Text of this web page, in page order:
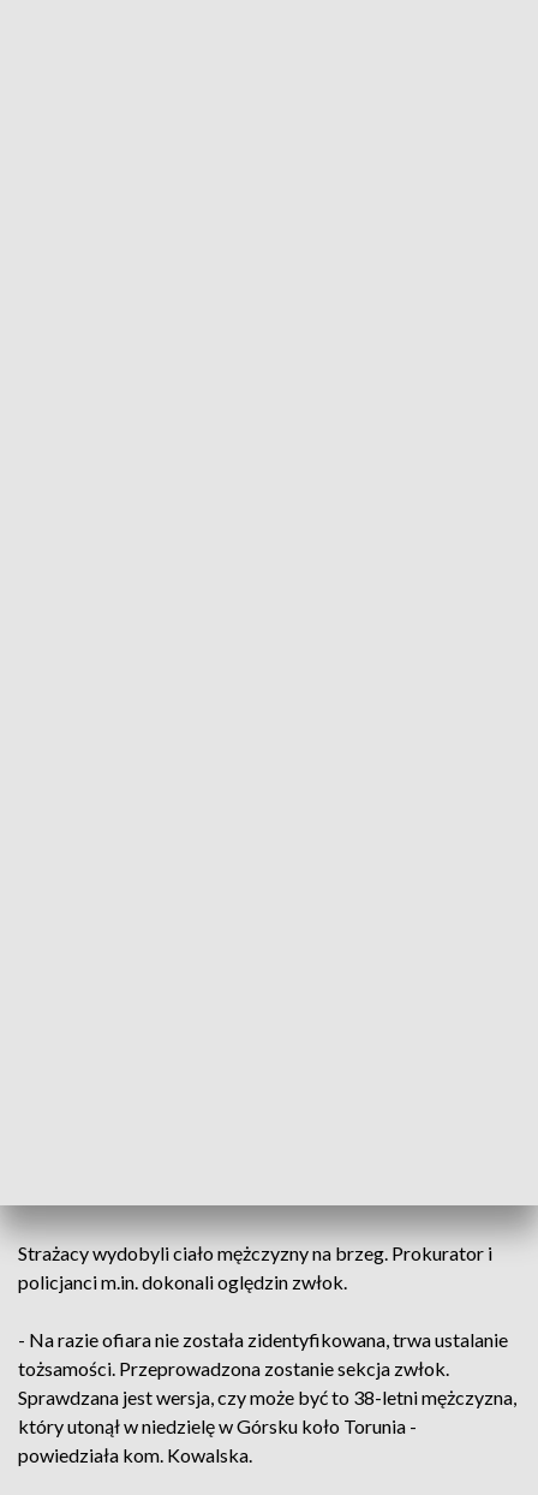
Strażacy wydobyli ciało mężczyzny na brzeg. Prokurator i
policjanci m.in. dokonali oględzin zwłok.
- Na razie ofiara nie została zidentyfikowana, trwa ustalanie
tożsamości. Przeprowadzona zostanie sekcja zwłok.
Sprawdzana jest wersja, czy może być to 38-letni mężczyzna,
który utonął w niedzielę w Górsku koło Torunia -
powiedziała kom. Kowalska.